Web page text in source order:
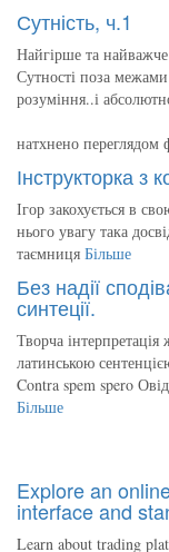
Сутність, ч.1
Найгірше та
Сутності поза межами
розуміння..і
натхнено
Інструкторка з
Ігор закохується в
нього увагу така
таємниця Більше
Без надії
синтеції.
Творча
латинською
Contra spem spero
Більше
Explore an
interface and
Learn about trading